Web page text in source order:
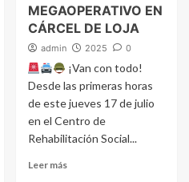
MEGAOPERATIVO EN
CÁRCEL DE LOJA
admin 2025 0
¡Van con todo!
Desde las primeras horas
de este jueves 17 de julio
en el Centro de
Rehabilitación Social...
Leer más